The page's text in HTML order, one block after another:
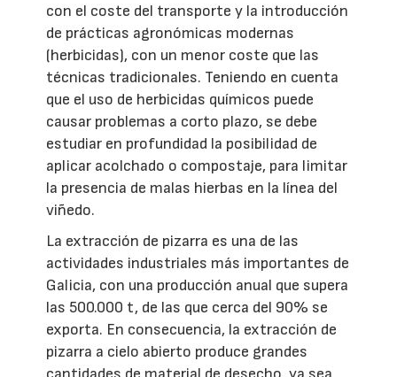
con el coste del transporte y la introducción
de prácticas agronómicas modernas
(herbicidas), con un menor coste que las
técnicas tradicionales. Teniendo en cuenta
que el uso de herbicidas químicos puede
causar problemas a corto plazo, se debe
estudiar en profundidad la posibilidad de
aplicar acolchado o compostaje, para limitar
la presencia de malas hierbas en la línea del
viñedo.
La extracción de pizarra es una de las
actividades industriales más importantes de
Galicia, con una producción anual que supera
las 500.000 t, de las que cerca del 90% se
exporta. En consecuencia, la extracción de
pizarra a cielo abierto produce grandes